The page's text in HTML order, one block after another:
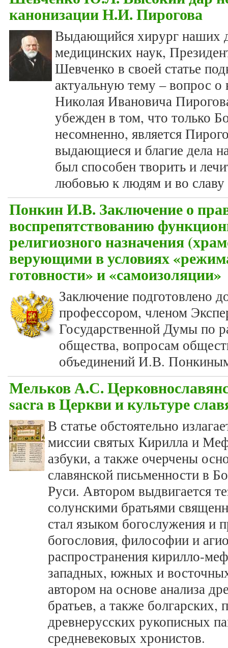
канонизации Н.И. Пирогова
Выдающийся хирург наших
медицинских наук,
Шевченко в своей статье
актуальную тему – вопрос
Николая Ивановича
убежден в том, что только
несомненно, является
выдающиеся и благие дела
был способен творить и
любовью к людям и во
Понкин И.В. Заключение о
воспрепятствованию
религиозного назначения
верующими в условиях
готовности» и «самоизоляции»
Заключение подготовлено
профессором, членом
Государственной Думы по
общества, вопросам
объединений И.В.
Мельков А.С.
sacra в Церкви и культуре
В статье обстоятельно
миссии святых Кирилла и
азбуки, а также очерчены
славянской письменности в
Руси. Автором выдвигается
солунскими братьями
стал языком богослужения и
богословия, философии и
распространения кирилло-
западных, южных и
автором на основе анализа
братьев, а также болгарских,
древнерусских рукописных
средневековых хронистов.